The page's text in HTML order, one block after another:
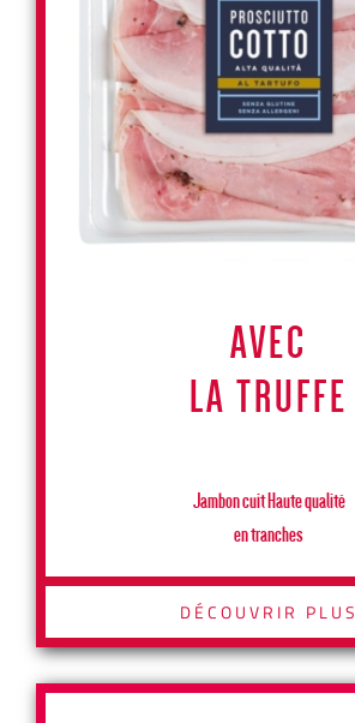
AVEC
LA TRUFFE
Jambon cuit Haute qualité
en tranches
DÉCOUVRIR PLUS